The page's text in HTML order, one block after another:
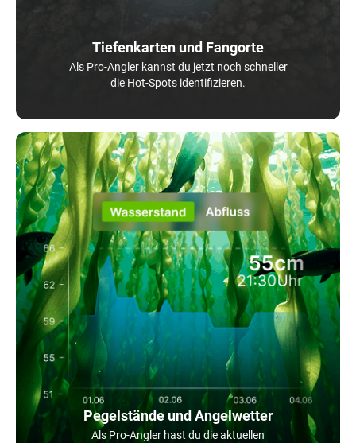
Tiefenkarten und Fangorte
Als Pro-Angler kannst du jetzt noch schneller
die Hot-Spots identifizieren.
Pegelstände und Angelwetter
Als Pro-Angler hast du die aktuellen